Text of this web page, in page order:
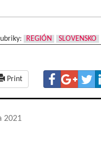
REGIÓN SLOVENSKO
Print
2021